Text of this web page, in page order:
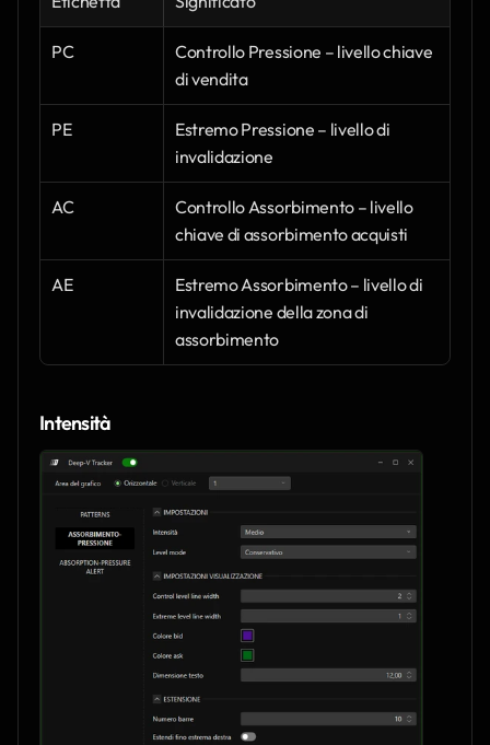
PC
Controllo Pressione – livello chiave
di vendita
PE
Estremo Pressione – livello di
invalidazione
AC
Controllo Assorbimento – livello
chiave di assorbimento acquisti
AE
Estremo Assorbimento – livello di
invalidazione della zona di
assorbimento
Intensità